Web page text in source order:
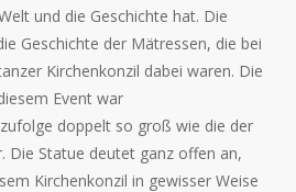
und die Geschichte hat. Die
Geschichte der Mätressen, die bei
Kirchenkonzil dabei waren. Die
Event war
doppelt so groß wie die der
Die Statue deutet ganz offen an,
Kirchenkonzil in gewisser Weise